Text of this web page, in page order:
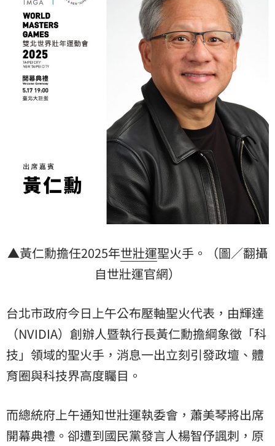
▲黃仁勳擔任2025年世壯運聖火手。（圖／翻攝
自世壯運官網）
台北市政府今日上午公布壓軸聖火代表，由輝達
（NVIDIA）創辦人暨執行長黃仁勳擔綱象徵「科
技」領域的聖火手，消息一出立刻引發政壇、體
育圈與科技界高度矚目。
而總統府上午通知世壯運執委會，蕭美琴將出席
開幕典禮。卻遭到國民黨發言人楊智伃諷刺，原